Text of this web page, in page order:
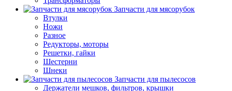
Запчасти для мясорубок
Втулки
Ножи
Разное
Редукторы, моторы
Решетки, гайки
Шестерни
Шнеки
Запчасти для пылесосов
Держатели мешков, фильтров, крышки